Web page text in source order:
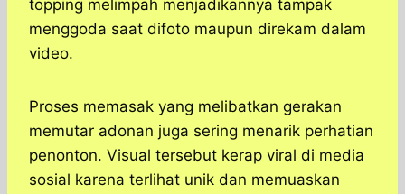
topping melimpah menjadikannya tampak
menggoda saat difoto maupun direkam dalam
video.
Proses memasak yang melibatkan gerakan
memutar adonan juga sering menarik perhatian
penonton. Visual tersebut kerap viral di media
sosial karena terlihat unik dan memuaskan